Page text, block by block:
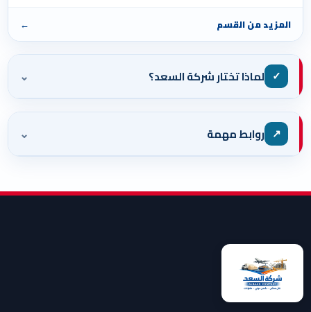
المزيد من القسم ←
✓ لماذا تختار شركة السعد؟ ⌄
↗ روابط مهمة ⌄